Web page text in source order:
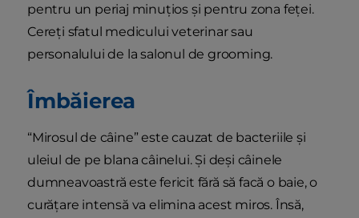
pentru un periaj minuțios și pentru zona feței.
Cereți sfatul medicului veterinar sau
personalului de la salonul de grooming.
Îmbăierea
“Mirosul de câine” este cauzat de bacteriile și
uleiul de pe blana câinelui. Și deși câinele
dumneavoastră este fericit fără să facă o baie, o
curățare intensă va elimina acest miros. Însă,